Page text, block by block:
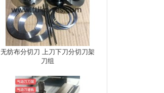
无纺布分切刀 上刀下刀分切刀架
刀组